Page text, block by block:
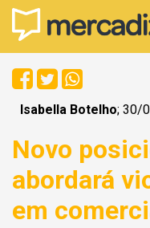
Isabella Botelho; 30/
Novo
abordará
em